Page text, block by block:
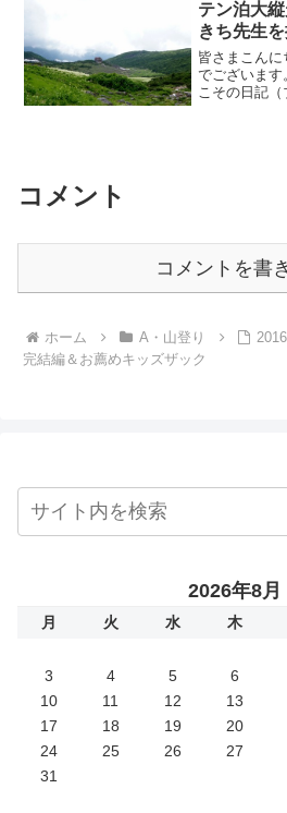
テン泊大
きち先生を
皆さまこん
でございます
こその日記
言うと、キ
コメント
コメントを書
ホーム A・山登り
完結編＆お薦めキッズザック
2026年8月
月 火 水 木
3
4 5 6
10
11 12 13
17
18 19 20
24
25 26 27
31